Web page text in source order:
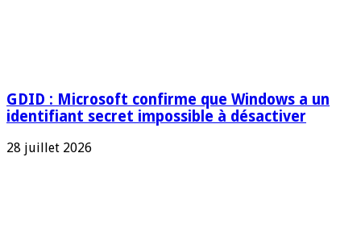
GDID : Microsoft confirme que Windows a un
identifiant secret impossible à désactiver
28 juillet 2026